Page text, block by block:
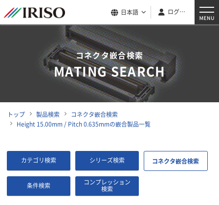
日本語 ログイン
コネクタ嵌合検索
MATING SEARCH
トップ 製品検索
コネクタ嵌合検索
Height 15.00mm / Pitch 0.635mmの嵌合製品一覧
カテゴリ検索 シリーズ検索 コネクタ嵌合検索
条件検索 コンプレッション
検索